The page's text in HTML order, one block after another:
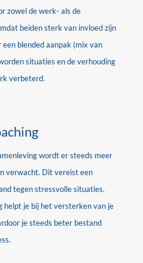
zowel de werk- als de
beiden sterk van invloed zijn
een blended aanpak (mix van
situaties en de verhouding
verbeterd.
wordt er steeds meer
verwacht. Dit vereist een
tegen stressvolle situaties.
helpt je bij het versterken van je
je steeds beter bestand